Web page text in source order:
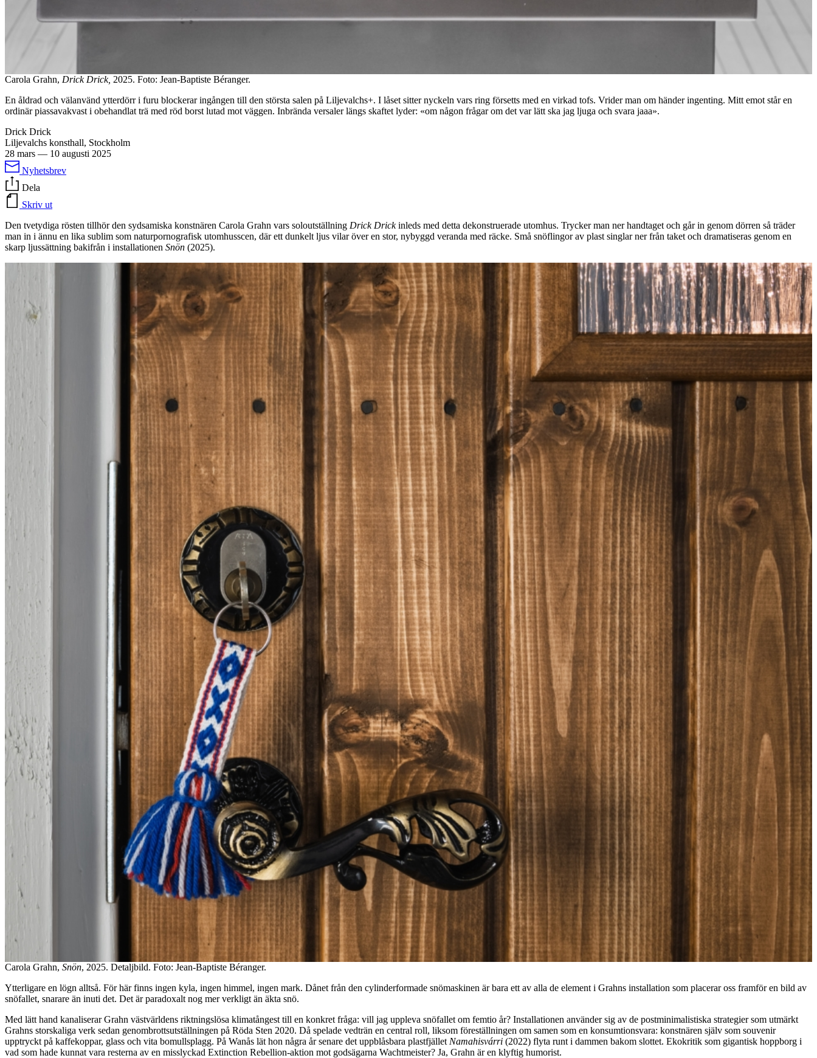
Carola Grahn, Drick Drick, 2025. Foto: Jean-Baptiste Béranger.
En åldrad och välanvänd ytterdörr i furu blockerar ingången till den största salen på Liljevalchs+. I låset sitter nyckeln vars ring försetts med en virkad tofs. Vrider man om händer ingenting. Mitt emot står en
ordinär piassavakvast i obehandlat trä med röd borst lutad mot väggen. Inbrända versaler längs skaftet lyder: «om någon frågar om det var lätt ska jag ljuga och svara jaaa».
Drick Drick
Liljevalchs konsthall, Stockholm
28 mars — 10 augusti 2025
Nyhetsbrev
Dela
Skriv ut
Den tvetydiga rösten tillhör den sydsamiska konstnären Carola Grahn vars soloutställning Drick Drickinleds med detta dekonstruerade utomhus. Trycker man ner handtaget och går in genom dörren så träder
man in i ännu en lika sublim som naturpornografisk utomhusscen, där ett dunkelt ljus vilar över en stor, nybyggd veranda med räcke. Små snöflingor av plast singlar ner från taket och dramatiseras genom en
skarp ljussättning bakifrån i installationen Snön (2025).
Carola Grahn, Snön, 2025. Detaljbild. Foto: Jean-Baptiste Béranger.
Ytterligare en lögn alltså. För här finns ingen kyla, ingen himmel, ingen mark. Dånet från den cylinderformade snömaskinen är bara ett av alla de element i Grahns installation som placerar oss framför en bild av
snöfallet, snarare än inuti det. Det är paradoxalt nog mer verkligt än äkta snö.
Med lätt hand kanaliserar Grahn västvärldens riktningslösa klimatångest till en konkret fråga: vill jag uppleva snöfallet om femtio år? Installationen använder sig av de postminimalistiska strategier som utmärkt
Grahns storskaliga verk sedan genombrottsutställningen på Röda Sten 2020. Då spelade vedträn en central roll, liksom föreställningen om samen som en konsumtionsvara: konstnären själv som souvenir
upptryckt på kaffekoppar, glass och vita bomullsplagg. På Wanås lät hon några år senare det uppblåsbara plastfjället Namahisvárri (2022) flyta runt i dammen bakom slottet. Ekokritik som gigantisk hoppborg i
vad som hade kunnat vara resterna av en misslyckad Extinction Rebellion-aktion mot godsägarna Wachtmeister? Ja, Grahn är en klyftig humorist.